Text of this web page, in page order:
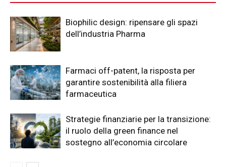
Biophilic design: ripensare gli spazi
dell’industria Pharma
Farmaci off-patent, la risposta per
garantire sostenibilità alla filiera
farmaceutica
Strategie finanziarie per la transizione:
il ruolo della green finance nel
sostegno all’economia circolare